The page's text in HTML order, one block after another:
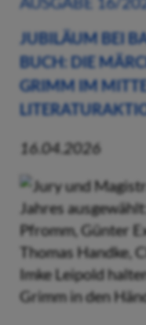
JUBILÄUM BEI
BUCH: DIE
GRIMM IM
16.04.2026